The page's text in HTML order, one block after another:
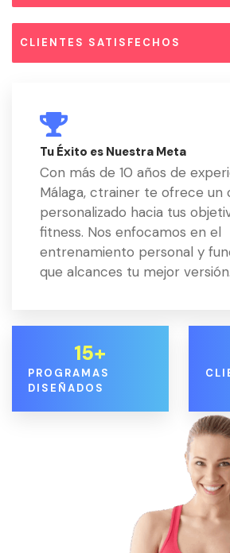
CLIENTES SATISFECHOS
Tu Éxito es Nuestra Meta
Con más de 10 años de
Málaga, ctrainer te ofrece un
personalizado hacia tus
fitness. Nos enfocamos en el
entrenamiento personal y
que alcances tu mejor versión.
PROGRAMAS
DISEÑADOS
15+